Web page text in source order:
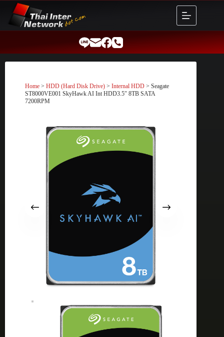
content
Home > HDD (Hard Disk Drive) > Internal HDD > Seagate
ST8000VE001 SkyHawk AI Int HDD3.5″ 8TB SATA
7200RPM